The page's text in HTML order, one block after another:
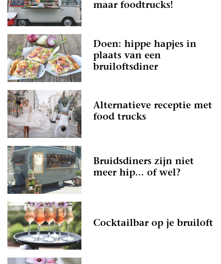
maar foodtrucks!
Doen: hippe hapjes in
plaats van een
bruiloftsdiner
Alternatieve receptie met
food trucks
Bruidsdiners zijn niet
meer hip... of wel?
Cocktailbar op je bruiloft